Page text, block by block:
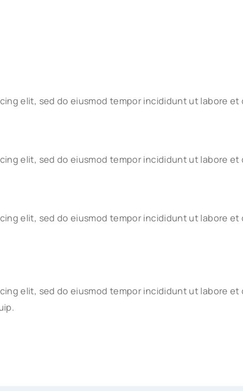
elit, sed do eiusmod tempor incididunt ut labore et
elit, sed do eiusmod tempor incididunt ut labore et
elit, sed do eiusmod tempor incididunt ut labore et
elit, sed do eiusmod tempor incididunt ut labore et